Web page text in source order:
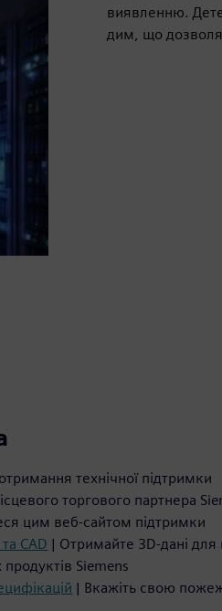
виявленню.
дим, що
технічної підтримки
торгового партнера
цим веб-сайтом підтримки
CAD | Отримайте 3D-дані для
Siemens
| Вкажіть свою